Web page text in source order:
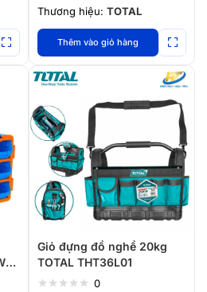
Thương hiệu: TOTAL
Thêm vào giỏ hàng
Giỏ đựng đồ nghề 20kg
TOTAL THT36L01
0